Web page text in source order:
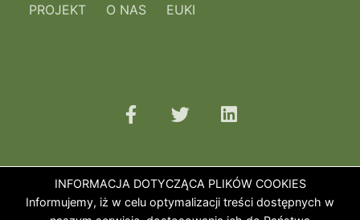
PROJEKT O NAS EUKI
INFORMACJA DOTYCZĄCA PLIKÓW COOKIES
Informujemy, iż w celu optymalizacji treści dostępnych w